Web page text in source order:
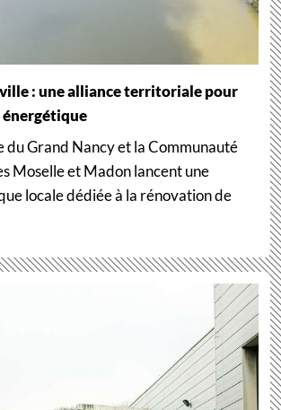
: une alliance territoriale pour
du Grand Nancy et la Communauté
Moselle et Madon lancent une
locale dédiée à la rénovation de